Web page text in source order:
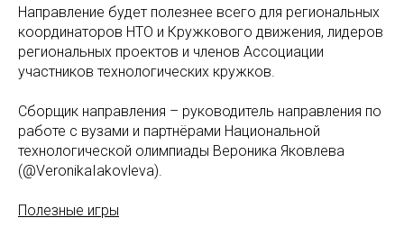
Направление будет полезнее всего для региональных
координаторов НТО и Кружкового движения, лидеров
региональных проектов и членов Ассоциации
участников технологических кружков.
Сборщик направления – руководитель направления по
работе с вузами и партнёрами Национальной
технологической олимпиады Вероника Яковлева
(@VeronikaIakovleva).
Полезные игры